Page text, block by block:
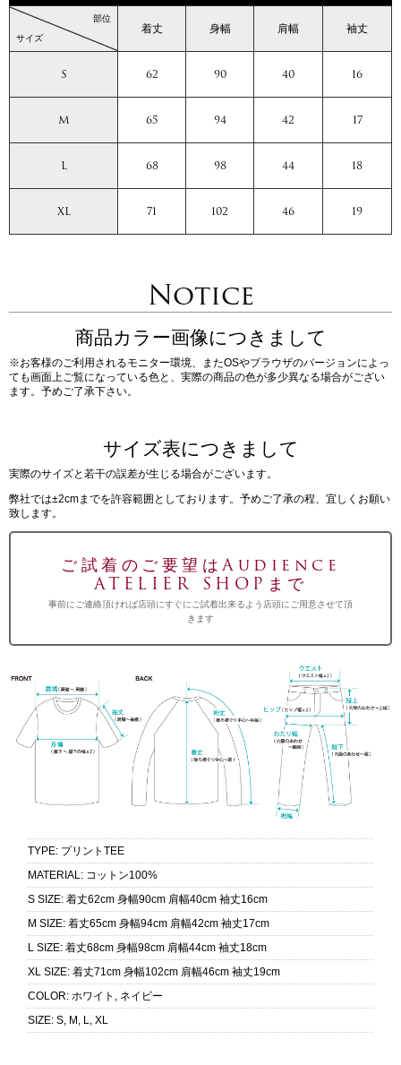
サイズ
部位
着丈 身幅 肩幅 袖丈
S 62 90 40 16
M 65 94 42 17
L 68 98 44 18
XL 71 102 46 19
Notice
商品カラー画像につきまして
※お客様のご利用されるモニター環境、またOSやブラウザのバージョンによっ
ても画面上ご覧になっている色と、実際の商品の色が多少異なる場合がござい
ます。予めご了承下さい。
サイズ表につきまして
実際のサイズと若干の誤差が生じる場合がございます。
弊社では±2cmまでを許容範囲としております。予めご了承の程、宜しくお願い
致します。
ご試着のご要望はAudience
ATELIER SHOPまで
事前にご連絡頂ければ店頭にすぐにご試着出来るよう店頭にご用意させて頂
きます
TYPE: プリントTEE
MATERIAL: コットン100%
S SIZE: 着丈62cm 身幅90cm 肩幅40cm 袖丈16cm
M SIZE: 着丈65cm 身幅94cm 肩幅42cm 袖丈17cm
L SIZE: 着丈68cm 身幅98cm 肩幅44cm 袖丈18cm
XL SIZE: 着丈71cm 身幅102cm 肩幅46cm 袖丈19cm
COLOR: ホワイト, ネイビー
SIZE: S, M, L, XL